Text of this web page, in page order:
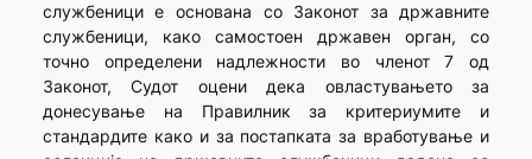
службеници е основана со Законот за државните
службеници, како самостоен државен орган, со
точно определени надлежности во членот 7 од
Законот, Судот оцени дека овластувањето за
донесување на Правилник за критериумите и
стандардите како и за постапката за вработување и